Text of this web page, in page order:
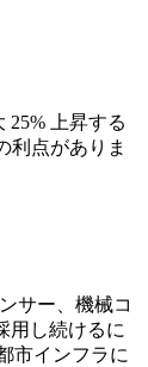
上昇する
利点がありま
サー、機械コ
用し続けるに
市インフラに